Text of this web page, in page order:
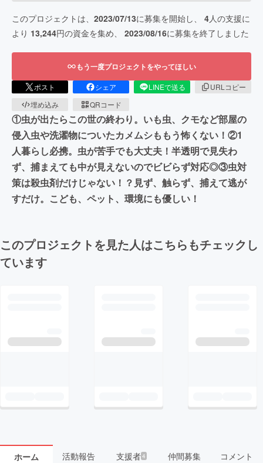
このプロジェクトは、 2023/07/13に募集を開始し、 4人の支援に
より 13,244円の資金を集め、 2023/08/16に募集を終了しました
もう一度プロジェクトをやってほしい
ポスト シェア LINEで送る
URLコピー
埋め込み
QRコード
①虫が出たらこの世の終わり。いも虫、クモなど部屋の
侵入虫や洗濯物についたカメムシももう怖くない！②1
人暮らし必携。虫が苦手でも大丈夫！半透明で見失わ
ず、捕まえても中が見えないのでビビらず対応◎③虫対
策は殺虫剤だけじゃない！？見ず、触らず、捕えて逃が
すだけ。こども、ペット、環境にも優しい！
このプロジェクトを見た人はこちらもチェックし
ています
ホーム 活動報告 支援者4 仲間募集 コメント